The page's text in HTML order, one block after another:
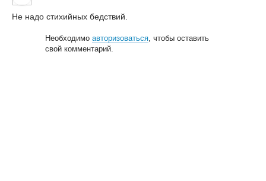
Не надо стихийных бедствий.
Необходимоавторизоваться, чтобы оставить
свой комментарий.